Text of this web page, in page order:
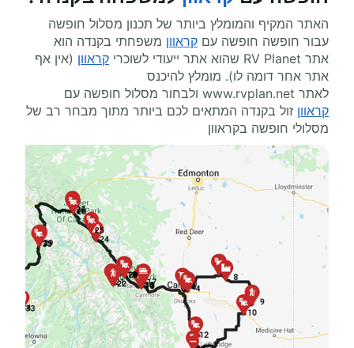
האתר המקיף והמומלץ ביותר של תכנון מסלול חופשה
עבור חופשה חופשה עם קראוון משפחתי בקנדה הוא
אתר RV Planet שהוא אתר ייעודי לשוכרי קראוון (אין אף
אתר אחר דומה לו). מומלץ להיכנס
לאתר www.rvplan.net ולבחור מסלול חופשה עם
קראוון זול בקנדה המתאים לכם ביותר מתוך מבחר רב של
מסלולי חופשה בקראוון